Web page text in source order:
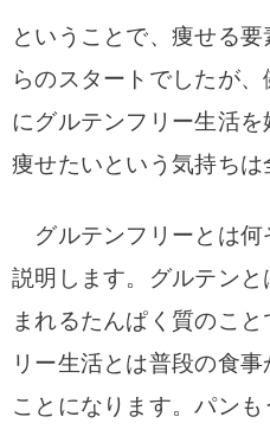
ということで、痩せる
らのスタートでしたが、
にグルテンフリー生活を
痩せたいという気持ちは
グルテンフリーとは何
説明します。グルテン
まれるたんぱく質のこ
リー生活とは普段の食事
ことになります。パン